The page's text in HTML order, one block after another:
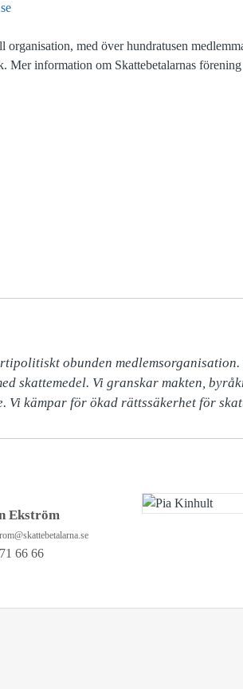
organisation, med över hundratusen
Mer information om Skattebetalarnas
obunden
skattemedel. Vi granskar makten,
Vi kämpar för ökad rättssäkerhet för
Ekström
66 66